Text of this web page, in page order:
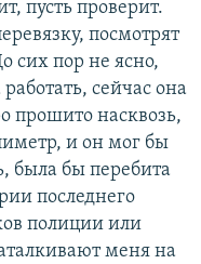
пусть проверит.
посмотрят
сих пор не ясно,
сейчас она
прошито насквозь,
и он мог бы
была бы перебита
последнего
полиции или
меня на